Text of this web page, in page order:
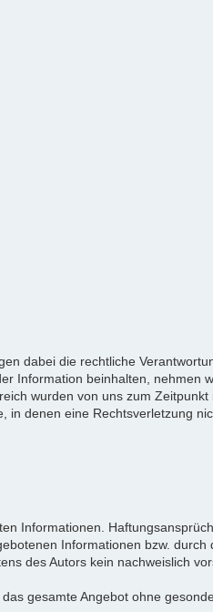
dabei die rechtliche
Information beinhalten, nehmen
wurden von uns zum Zeitpunkt
denen eine Rechtsverletzung
Informationen.
Informationen bzw. durch
des Autors kein nachweislich
gesamte Angebot ohne